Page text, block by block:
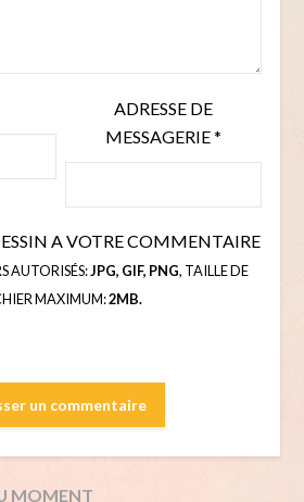
ADRESSE DE
MESSAGERIE*
A VOTRE COMMENTAIRE
AUTORISÉS:JPG, GIF, PNG, TAILLE DE
MAXIMUM:2MB.
MOMENT